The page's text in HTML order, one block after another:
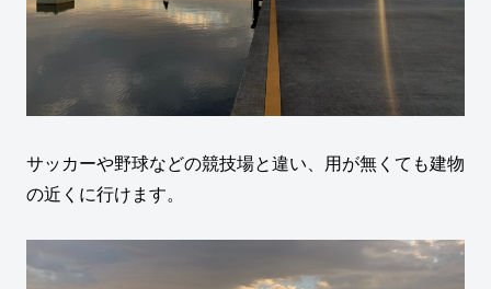
サッカーや野球などの競技場と違い、用が無くても建物
の近くに行けます。